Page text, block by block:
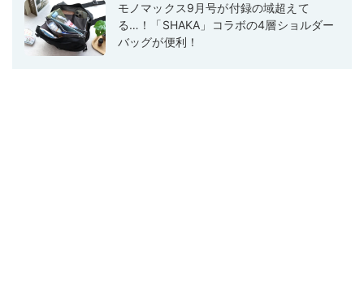
モノマックス9月号が付録の域超えて
る…！「SHAKA」コラボの4層ショルダー
バッグが便利！